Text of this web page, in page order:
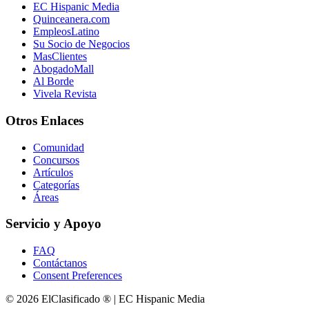
EC Hispanic Media
Quinceanera.com
EmpleosLatino
Su Socio de Negocios
MasClientes
AbogadoMall
Al Borde
Vivela Revista
Otros Enlaces
Comunidad
Concursos
Artículos
Categorías
Áreas
Servicio y Apoyo
FAQ
Contáctanos
Consent Preferences
© 2026 ElClasificado ® | EC Hispanic Media